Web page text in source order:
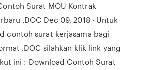
Surat MOU Kontrak
.DOC Dec 09, 2018 · Untuk
contoh surat kerjasama bagi
.DOC silahkan klik link yang
ini : Download Contoh Surat